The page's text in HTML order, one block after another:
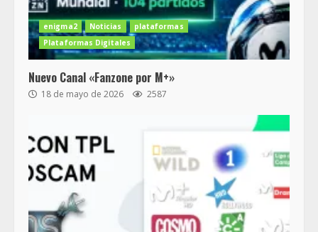
enigma2 Noticias
plataformas
Plataformas Digitales
Nuevo Canal «Fanzone por M+»
18 de mayo de 2026 2587